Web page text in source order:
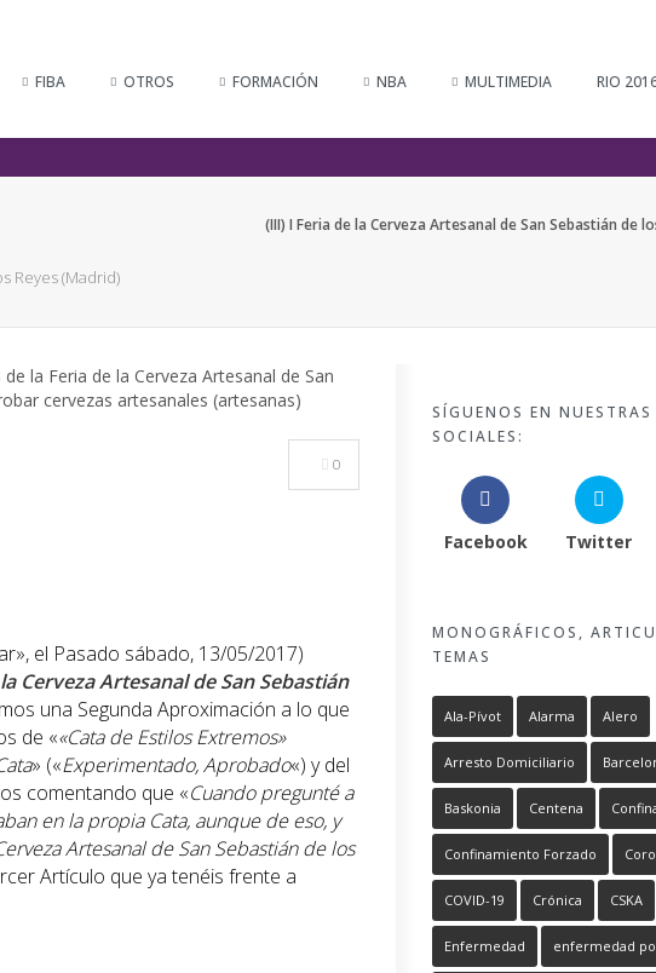
FIBA OTROS FORMACIÓN NBA MULTIMEDIA RIO
Reyes (Madrid)
(III) I Feria de la Cerveza Artesanal de San Sebastián de
0
el Pasado sábado, 13/05/2017)
Cerveza Artesanal de San Sebastián
una Segunda Aproximación a lo que
de ««Cata de Estilos Extremos»
» («Experimentado, Aprobado«) y del
comentando que «Cuando pregunté a
en la propia Cata, aunque de eso, y
Artesanal de San Sebastián de los
Artículo que ya tenéis frente a
SÍGUENOS EN NUESTRAS
SOCIALES:
Facebook Twitter
MONOGRÁFICOS,
TEMAS
Ala-Pívot Alarma Alero
Arresto Domiciliario
Baskonia Centena
Confinamiento Forzado
COVID-19 Crónica CSKA
Enfermedad enfermedad